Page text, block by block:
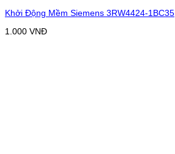
Khởi Động Mềm Siemens 3RW4424-1BC35
1.000 VNĐ